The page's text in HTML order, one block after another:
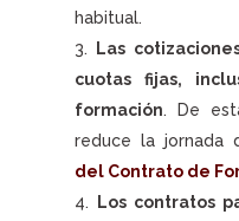
habitual.
Las
cuotas fijas,
formación. De
reduce la jornada
del Contrato de
Los contratos